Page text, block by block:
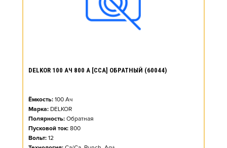
DELKOR 100 АЧ 800 А [CCA] ОБРАТНЫЙ (60044)
Ёмкость: 100 Ач
Марка: DELKOR
Полярность: Обратная
Пусковой ток: 800
Вольт: 12